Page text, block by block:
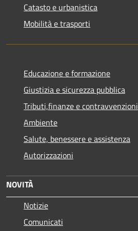
Catasto e urbanistica
Mobilità e trasporti
Educazione e formazione
Giustizia e sicurezza pubblica
Tributi,finanze e contravvenzioni
Ambiente
Salute, benessere e assistenza
Autorizzazioni
NOVITÀ
Notizie
Comunicati